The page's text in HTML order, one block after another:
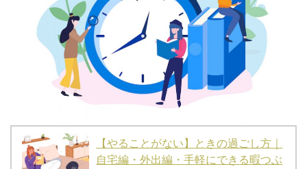
【やることがない】ときの過ごし方｜
自宅編・外出編・手軽にできる暇つぶ